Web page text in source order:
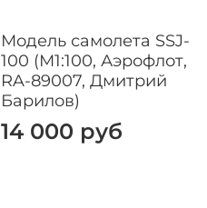
Модель самолета SSJ-
100 (М1:100, Аэрофлот,
RA-89007, Дмитрий
Барилов)
14 000 руб